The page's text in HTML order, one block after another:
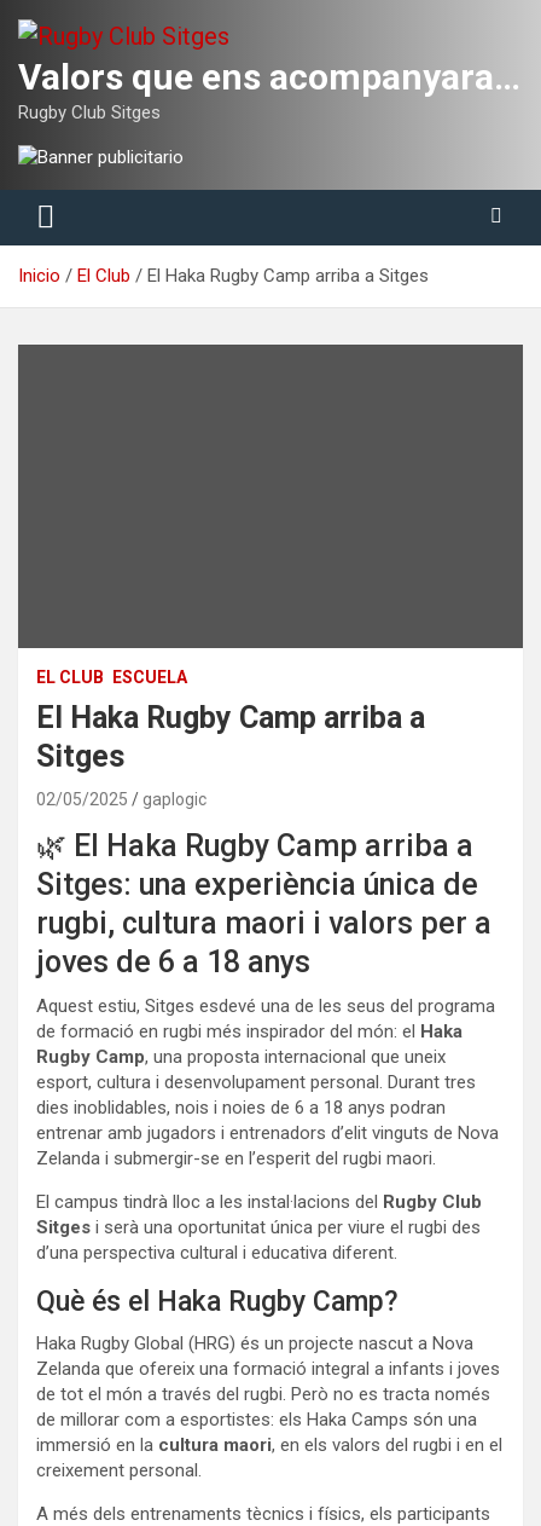
contenido
Valors que ens acompanyaran tota la vida
Rugby Club Sitges
Inicio El Club El Haka Rugby Camp arriba a Sitges
EL CLUB ESCUELA
El Haka Rugby Camp arriba a
Sitges
02/05/2025 gaplogic
🌿 El Haka Rugby Camp arriba a
Sitges: una experiència única de
rugbi, cultura maori i valors per a
joves de 6 a 18 anys
Aquest estiu, Sitges esdevé una de les seus del programa
de formació en rugbi més inspirador del món: el Haka
Rugby Camp, una proposta internacional que uneix
esport, cultura i desenvolupament personal. Durant tres
dies inoblidables, nois i noies de 6 a 18 anys podran
entrenar amb jugadors i entrenadors d’elit vinguts de Nova
Zelanda i submergir-se en l’esperit del rugbi maori.
El campus tindrà lloc a les instal·lacions del Rugby Club
Sitges i serà una oportunitat única per viure el rugbi des
d’una perspectiva cultural i educativa diferent.
Què és el Haka Rugby Camp?
Haka Rugby Global (HRG) és un projecte nascut a Nova
Zelanda que ofereix una formació integral a infants i joves
de tot el món a través del rugbi. Però no es tracta només
de millorar com a esportistes: els Haka Camps són una
immersió en la cultura maori, en els valors del rugbi i en el
creixement personal.
A més dels entrenaments tècnics i físics, els participants